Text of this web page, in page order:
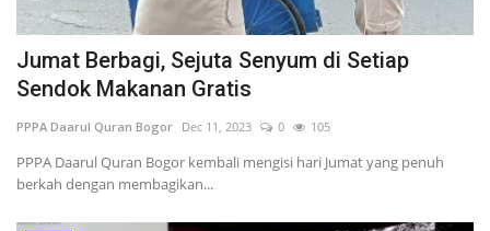
Wisuda Akbar
Kisah
Blog
Jumat Berbagi, Sejuta Senyum di Setiap
Sendok Makanan Gratis
PPPA Daarul Quran Bogor Dec 11, 2023 0 105
PPPA Daarul Quran Bogor kembali mengisi hari Jumat yang penuh
berkah dengan membagikan...